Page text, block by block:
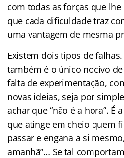
com todas as forças que lhe
que cada dificuldade traz
uma vantagem de mesma
Existem dois tipos de
também é o único nocivo
falta de experimentação,
novas ideias, seja por
achar que “não é a hora”. É
que atinge em cheio quem
passar e engana a si
amanhã”… Se tal